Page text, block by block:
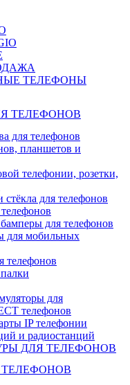
ТЕЛЕФОНЫ
ТЕЛЕФОНОВ
для телефонов
планшетов и
телефонии, розетки,
для телефонов
для телефонов
для мобильных
телефонов
для
телефонов
IP телефонии
и радиостанций
ДЛЯ ТЕЛЕФОНОВ